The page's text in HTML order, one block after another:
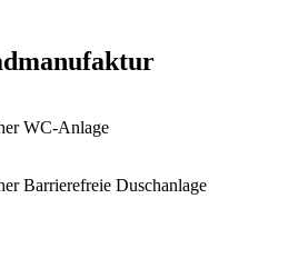
WC-Anlage
Barrierefreie Duschanlage